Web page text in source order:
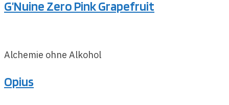
G’Nuine Zero Pink Grapefruit
Alchemie ohne Alkohol
Opius